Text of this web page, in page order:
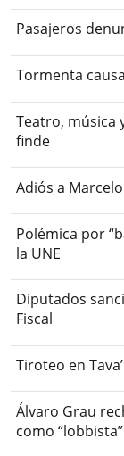
Pasajeros
Tormenta
Teatro, música
finde
Adiós a
Polémica por
la UNE
Diputados
Fiscal
Tiroteo en
Álvaro Grau
como “lobbista”